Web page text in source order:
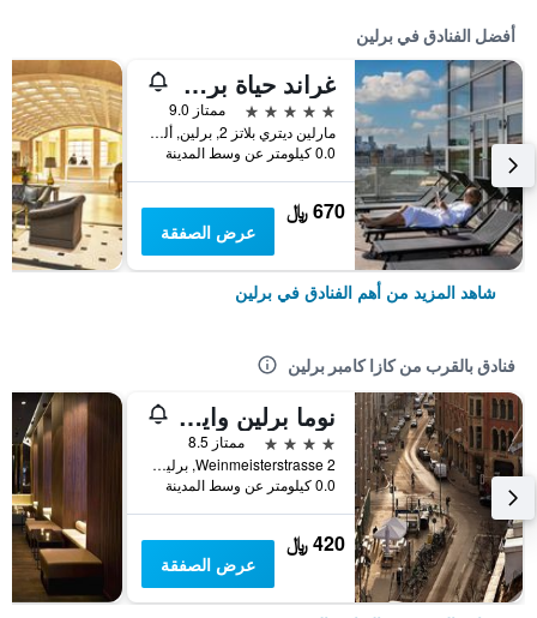
أفضل الفنادق في برلين
غراند حياة برلين
5 نجوم
ممتاز 9.0
مارلين ديتري بلاتز 2, برلين, ألمانيا
0.0 كيلومتر عن وسط المدينة
670 ﷼
عرض الصفقة
شاهد المزيد من أهم الفنادق في برلين
فنادق بالقرب من كازا كامبر برلين
نوما برلين واينميستر
4 نجوم
ممتاز 8.5
Weinmeisterstrasse 2, برلين, ألمانيا
0.0 كيلومتر عن وسط المدينة
420 ﷼
عرض الصفقة